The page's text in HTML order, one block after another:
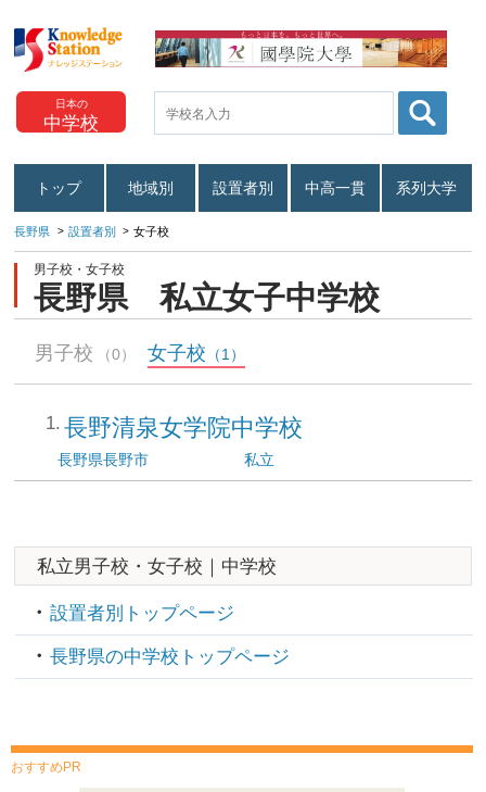
日本の
中学校
トップ 地域別 設置者別 中高一貫 系列大学
長野県 設置者別 女子校
男子校・女子校
長野県 私立女子中学校
男子校 （0） 女子校 （1）
長野清泉女学院中学校
長野県長野市 私立
私立男子校・女子校｜中学校
設置者別トップページ
長野県の中学校トップページ
おすすめPR